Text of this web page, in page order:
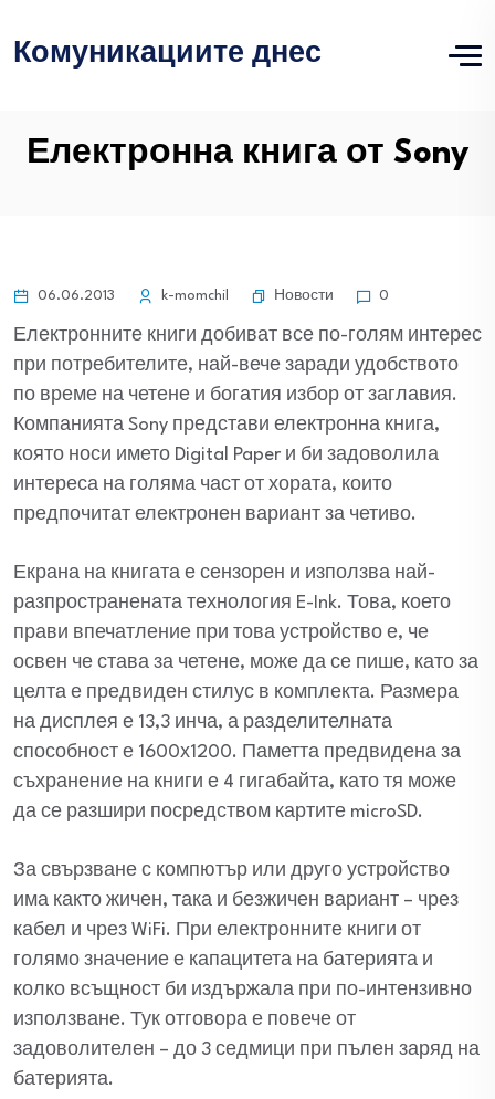
Комуникациите днес
Електронна книга от Sony
06.06.2013 k-momchil Новости 0
Електронните книги добиват все по-голям интерес
при потребителите, най-вече заради удобството
по време на четене и богатия избор от заглавия.
Компанията Sony представи електронна книга,
която носи името Digital Paper и би задоволила
интереса на голяма част от хората, които
предпочитат електронен вариант за четиво.
Екрана на книгата е сензорен и използва най-
разпространената технология E-Ink. Това, което
прави впечатление при това устройство е, че
освен че става за четене, може да се пише, като за
целта е предвиден стилус в комплекта. Размера
на дисплея е 13,3 инча, а разделителната
способност е 1600х1200. Паметта предвидена за
съхранение на книги е 4 гигабайта, като тя може
да се разшири посредством картите microSD.
За свързване с компютър или друго устройство
има както жичен, така и безжичен вариант – чрез
кабел и чрез WiFi. При електронните книги от
голямо значение е капацитета на батерията и
колко всъщност би издържала при по-интензивно
използване. Тук отговора е повече от
задоволителен – до 3 седмици при пълен заряд на
батерията.